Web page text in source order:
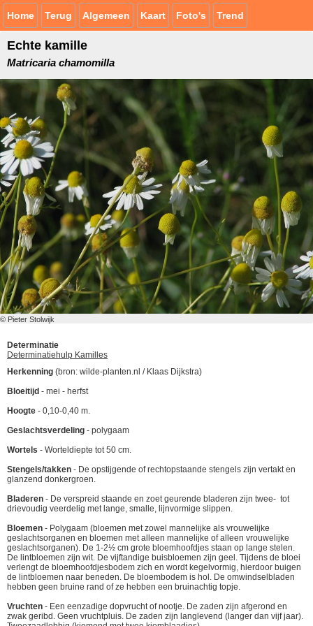
Home Terug Algemeen Kaart Foto's Trend
Echte kamille
Matricaria chamomilla
© Pieter Stolwijk
Determinatie
Determinatiehulp Kamilles
Herkenning (bron: wilde-planten.nl / Klaas Dijkstra)
Bloeitijd - mei - herfst
Hoogte - 0,10-0,40 m.
Geslachtsverdeling - polygaam
Wortels - Worteldiepte tot 50 cm.
Stengels/takken - De opstijgende of rechtopstaande stengels zijn vertakt en
glanzend donkergroen.
Bladeren - De verspreid staande en zoet geurende bladeren zijn twee- tot
drievoudig veerdelig met lange, smalle, lijnvormige slippen.
Bloemen - Polygaam (bloemen met zowel mannelijke als vrouwelijke
geslachtsorganen en bloemen met alleen mannelijke of alleen vrouwelijke
geslachtsorganen). De 1-2½ cm grote bloemhoofdjes staan op lange stelen.
De lintbloemen zijn wit. De vijftandige buisbloemen zijn geel. Tijdens de bloei
verlengt de bloemhoofdjesbodem zich en wordt kegelvormig, hierdoor buigen
de lintbloemen naar beneden. De bloembodem is hol. De omwindselbladen
hebben geen bruine rand of ze hebben een bruinachtig topje.
Vruchten - Een eenzadige dopvrucht of nootje. De zaden zijn afgerond en
zwak geribd. Geen vruchtpluis. De zaden zijn langlevend (langer dan vijf jaar).